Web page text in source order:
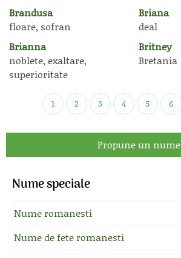
Brandusa
floare, sofran
Briana
deal
Brianna
noblete, exaltare,
superioritate
Britney
Bretania
1 2 3 4 5 6
Propune un nume
Nume speciale
Nume romanesti
Nume de fete romanesti